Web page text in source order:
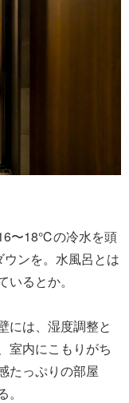
〜18℃の冷水を頭
ウンを。水風呂とは
るとか。
には、湿度調整と
室内にこもりがち
たっぷりの部屋